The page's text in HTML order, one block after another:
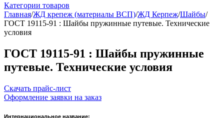
Категории товаров
Главная/ЖД крепеж (материалы ВСП)/ЖД Керпеж/Шайбы/
ГОСТ 19115-91 : Шайбы пружинные путевые. Технические
условия
ГОСТ 19115-91 : Шайбы пружинные
путевые. Технические условия
Скачать прайс-лист
Оформление заявки на заказ
Интернациональное название: